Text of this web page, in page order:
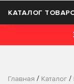
КАТАЛОГ
Главная / Каталог /